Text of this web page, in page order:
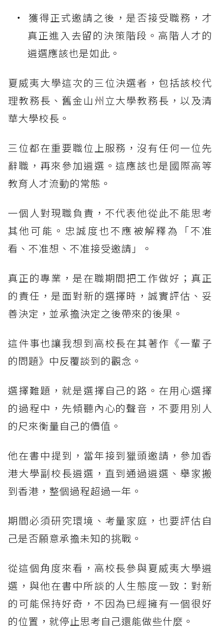
獲得正式邀請之後，是否接受職務，才
真正進入去留的決策階段。高階人才的
遴選應該也是如此。
夏威夷大學這次的三位決選者，包括該校代
理教務長、舊金山州立大學教務長，以及清
華大學校長。
三位都在重要職位上服務，沒有任何一位先
辭職，再來參加遴選。這應該也是國際高等
教育人才流動的常態。
一個人對現職負責，不代表他從此不能思考
其他可能。忠誠度也不應被解釋為「不准
看、不准想、不准接受邀請」。
真正的專業，是在職期間把工作做好；真正
的責任，是面對新的選擇時，誠實評估、妥
善決定，並承擔決定之後帶來的後果。
這件事也讓我想到高校長在其著作《一輩子
的問題》中反覆談到的觀念。
選擇難題，就是選擇自己的路。在用心選擇
的過程中，先傾聽內心的聲音，不要用別人
的尺來衡量自己的價值。
他在書中提到，當年接到獵頭邀請，參加香
港大學副校長遴選，直到通過遴選、舉家搬
到香港，整個過程超過一年。
期間必須研究環境、考量家庭，也要評估自
己是否願意承擔未知的挑戰。
從這個角度來看，高校長參與夏威夷大學遴
選，與他在書中所談的人生態度一致：對新
的可能保持好奇，不因為已經擁有一個很好
的位置，就停止思考自己還能做些什麼。